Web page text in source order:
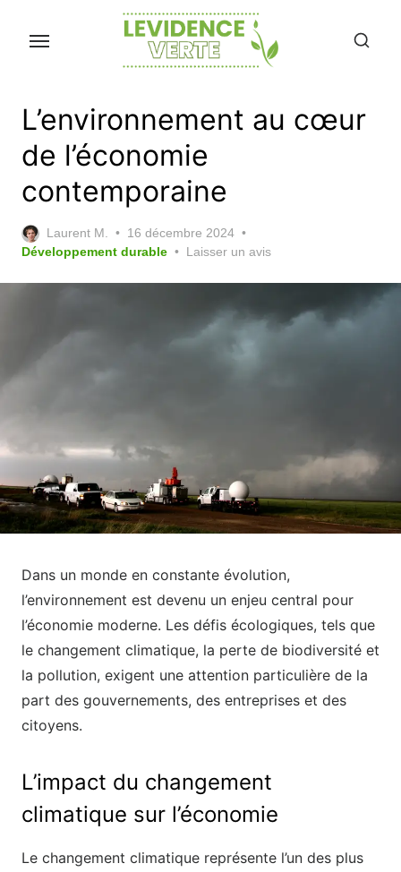
L’environnement au cœur
de l’économie
contemporaine
Laurent M.
Posted
on
16 décembre 2024
Développement durable
Laisser un avis
Dans un monde en constante évolution,
l’environnement est devenu un enjeu central pour
l’économie moderne. Les défis écologiques, tels que
le changement climatique, la perte de biodiversité et
la pollution, exigent une attention particulière de la
part des gouvernements, des entreprises et des
citoyens.
L’impact du changement
climatique sur l’économie
Le changement climatique représente l’un des plus